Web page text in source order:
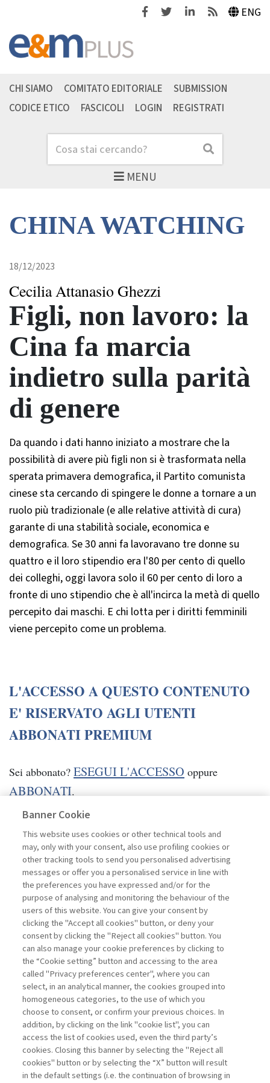
FacebookTwitterLinkedinFeeds ENG
MENU
Cerca Cerca
CHI SIAMO COMITATO EDITORIALE
SUBMISSION
CODICE ETICO
FASCICOLI LOGIN REGISTRATI
CHINA WATCHING
18/12/2023
Cecilia Attanasio Ghezzi
Figli, non lavoro: la
Cina fa marcia
indietro sulla parità
di genere
Da quando i dati hanno iniziato a mostrare che la
possibilità di avere più figli non si è trasformata nella
sperata primavera demografica, il Partito comunista
cinese sta cercando di spingere le donne a tornare a un
ruolo più tradizionale (e alle relative attività di cura)
garante di una stabilità sociale, economica e
demografica. Se 30 anni fa lavoravano tre donne su
quattro e il loro stipendio era l'80 per cento di quello
dei colleghi, oggi lavora solo il 60 per cento di loro a
fronte di uno stipendio che è all'incirca la metà di quello
percepito dai maschi. E chi lotta per i diritti femminili
viene percepito come un problema.
L'ACCESSO A QUESTO CONTENUTO
E' RISERVATO AGLI UTENTI
ABBONATI PREMIUM
Sei abbonato? ESEGUI L'ACCESSO oppure
ABBONATI.
Vai all'archivio
Contatti
Banner Cookie
This website uses cookies or other technical tools and
may, only with your consent, also use profiling cookies or
other tracking tools to send you personalised advertising
messages or offer you a personalised service in line with
the preferences you have expressed and/or for the
purpose of analysing and monitoring the behaviour of the
users of this website. You can give your consent by
clicking the "Accept all cookies" button, or deny your
consent by clicking the "Reject all cookies" button. You
can also manage your cookie preferences by clicking to
the “Cookie setting” button and accessing to the area
called "Privacy preferences center", where you can
select, in an analytical manner, the cookies grouped into
homogeneous categories, to the use of which you
choose to consent, or confirm your previous choices. In
addition, by clicking on the link "cookie list", you can
access the list of cookies used, even the third party’s
cookies. Closing this banner by selecting the "Reject all
cookies" button or by selecting the “X” button will result
in the default settings (i.e. the continuation of browsing in